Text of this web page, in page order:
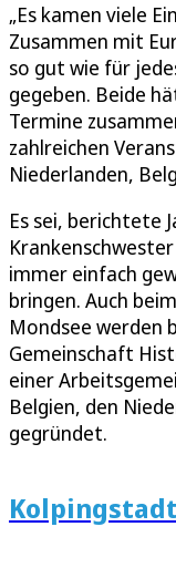
„Es kamen viele
Zusammen mit
so gut wie für
gegeben. Beide
Termine
zahlreichen
Niederlanden,
Es sei, berichtete
immer einfach
bringen. Auch
Mondsee werden
Gemeinschaft
einer
Belgien, den
gegründet.